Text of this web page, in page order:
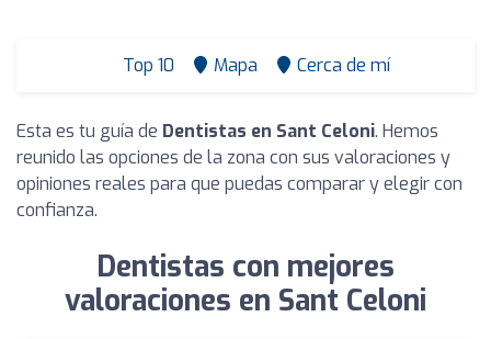
Top 10 Mapa Cerca de mí
Esta es tu guía de Dentistas en Sant Celoni. Hemos
reunido las opciones de la zona con sus valoraciones y
opiniones reales para que puedas comparar y elegir con
confianza.
Dentistas con mejores
valoraciones en Sant Celoni